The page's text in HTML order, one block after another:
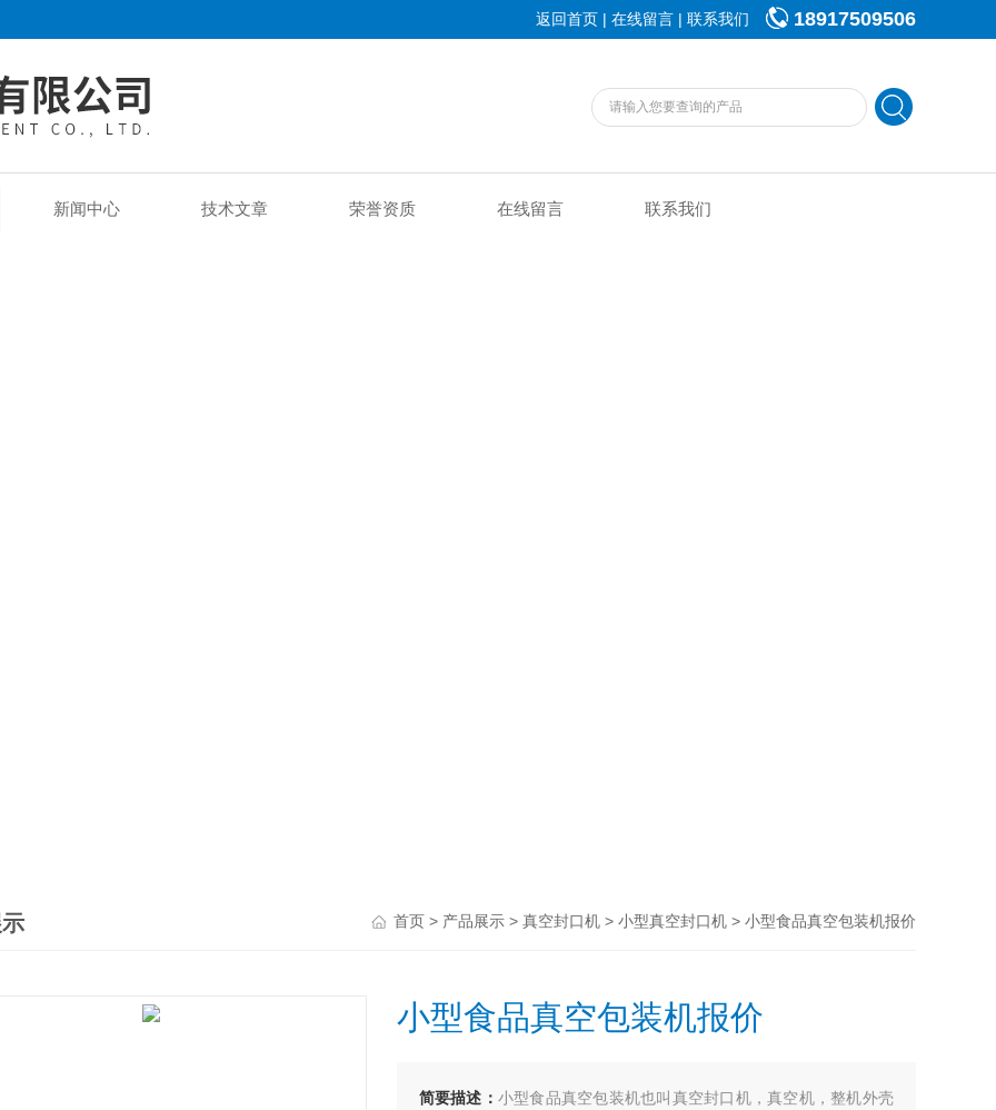
18917509506
返回首页 | 在线留言 | 联系我们
新闻中心 技术文章 荣誉资质 在线留言 联系我们
首页 > 产品展示 > 真空封口机 > 小型真空封口机 > 小型食品真空包装机报价
小型食品真空包装机报价
简要描述： 小型食品真空包装机也叫真空封口机，真空机，整机外壳